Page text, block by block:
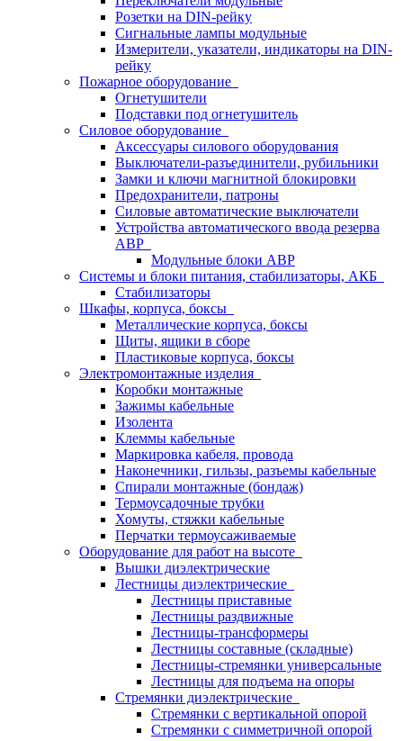
Розетки на DIN-рейку
Сигнальные лампы модульные
Измерители, указатели, индикаторы на DIN-
рейку
Пожарное оборудование
Огнетушители
Подставки под огнетушитель
Силовое оборудование
Аксессуары силового оборудования
Выключатели-разъединители, рубильники
Замки и ключи магнитной блокировки
Предохранители, патроны
Силовые автоматические выключатели
Устройства автоматического ввода резерва
АВР
Модульные блоки АВР
Системы и блоки питания, стабилизаторы, АКБ
Стабилизаторы
Шкафы, корпуса, боксы
Металлические корпуса, боксы
Щиты, ящики в сборе
Пластиковые корпуса, боксы
Электромонтажные изделия
Коробки монтажные
Зажимы кабельные
Изолента
Клеммы кабельные
Маркировка кабеля, провода
Наконечники, гильзы, разъемы кабельные
Спирали монтажные (бондаж)
Термоусадочные трубки
Хомуты, стяжки кабельные
Перчатки термоусаживаемые
Оборудование для работ на высоте
Вышки диэлектрические
Лестницы диэлектрические
Лестницы приставные
Лестницы раздвижные
Лестницы-трансформеры
Лестницы составные (складные)
Лестницы-стремянки универсальные
Лестницы для подъема на опоры
Стремянки диэлектрические
Стремянки с вертикальной опорой
Стремянки с симметричной опорой